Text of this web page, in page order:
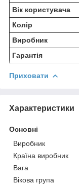
Вік користувача
Колір
Виробник
Гарантія
Приховати
Характеристики
Основні
Виробник
Країна виробник
Вага
Вікова група